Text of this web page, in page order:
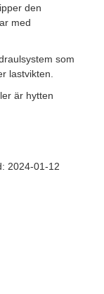
den
med
som
lastvikten.
är hytten
2024-01-12